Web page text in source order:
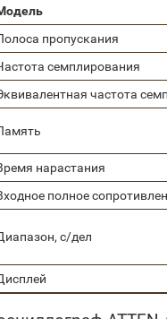
пропускания
семплирования
частота
нарастания
полное
с/дел